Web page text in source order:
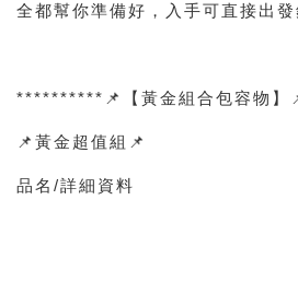
全都幫你準備好，入手可直接出發
**********📌【黃金組合包容物
📌黃金超值組📌
品名/詳細資料